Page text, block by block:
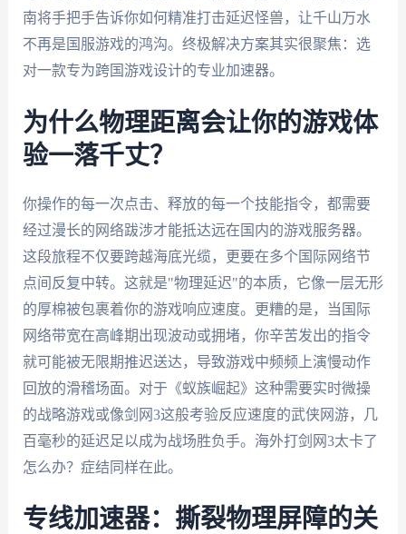
南将手把手告诉你如何精准打击延迟怪兽，让千山万水
不再是国服游戏的鸿沟。终极解决方案其实很聚焦：选
对一款专为跨国游戏设计的专业加速器。
为什么物理距离会让你的游戏体
验一落千丈？
你操作的每一次点击、释放的每一个技能指令，都需要
经过漫长的网络跋涉才能抵达远在国内的游戏服务器。
这段旅程不仅要跨越海底光缆，更要在多个国际网络节
点间反复中转。这就是"物理延迟"的本质，它像一层无形
的厚棉被包裹着你的游戏响应速度。更糟的是，当国际
网络带宽在高峰期出现波动或拥堵，你辛苦发出的指令
就可能被无限期推迟送达，导致游戏中频频上演慢动作
回放的滑稽场面。对于《蚁族崛起》这种需要实时微操
的战略游戏或像剑网3这般考验反应速度的武侠网游，几
百毫秒的延迟足以成为战场胜负手。海外打剑网3太卡了
怎么办？症结同样在此。
专线加速器：撕裂物理屏障的关